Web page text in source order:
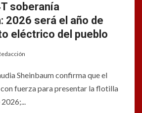
soberanía
2026 será el año de
eléctrico del pueblo
Sheinbaum confirma que el
fuerza para presentar la flotilla